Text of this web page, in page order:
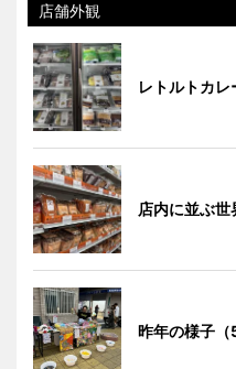
店舗外観
レトルトカ
店内に並ぶ
昨年の様子（5